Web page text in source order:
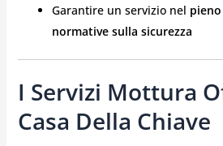
Garantire un servizio nel
normative sulla sicurezza
I Servizi Mottura
Casa Della Chiave